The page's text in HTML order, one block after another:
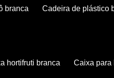
branca cadeira de plástico
hortifruti branca caixa